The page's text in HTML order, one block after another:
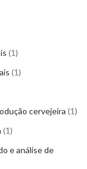
1
1
cervejeira 1
1
e análise de